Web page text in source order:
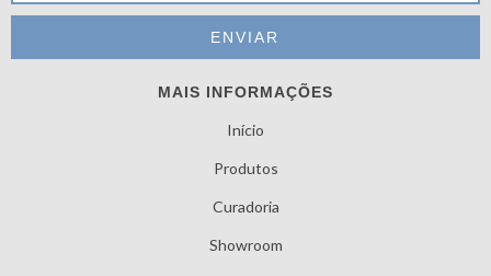
MAIS INFORMAÇÕES
Início
Produtos
Curadoria
Showroom